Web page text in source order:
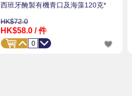
西班牙醃製有機青口及海藻120克*
HK$72.0
HK$58.0 / 件